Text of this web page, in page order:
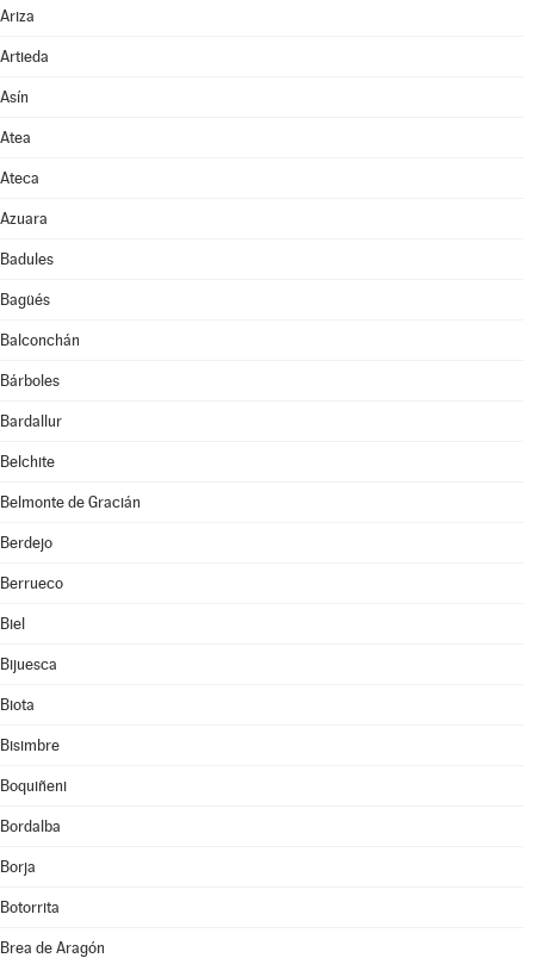
Ariza
Artieda
Asín
Atea
Ateca
Azuara
Badules
Bagüés
Balconchán
Bárboles
Bardallur
Belchite
Belmonte de Gracián
Berdejo
Berrueco
Biel
Bijuesca
Biota
Bisimbre
Boquiñeni
Bordalba
Borja
Botorrita
Brea de Aragón